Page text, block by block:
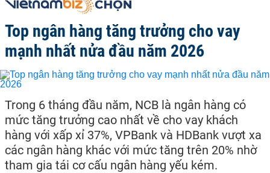
Top ngân hàng tăng trưởng cho vay
mạnh nhất nửa đầu năm 2026
Trong 6 tháng đầu năm, NCB là ngân hàng có
mức tăng trưởng cao nhất về cho vay khách
hàng với xấp xỉ 37%, VPBank và HDBank vượt xa
các ngân hàng khác với mức tăng trên 20% nhờ
tham gia tái cơ cấu ngân hàng yếu kém.